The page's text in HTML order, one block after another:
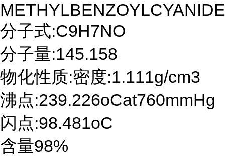
METHYLBENZOYLCYANIDE
分子式:C9H7NO
分子量:145.158
物化性质:密度:1.111g/cm3
沸点:239.226oCat760mmHg
闪点:98.481oC
含量98%